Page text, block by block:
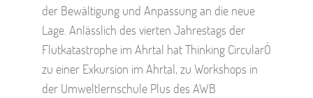
der Bewältigung und Anpassung an die neue
Lage. Anlässlich des vierten Jahrestags der
Flutkatastrophe im Ahrtal hat Thinking CircularÒ
zu einer Exkursion im Ahrtal, zu Workshops in
der Umweltlernschule Plus des AWB